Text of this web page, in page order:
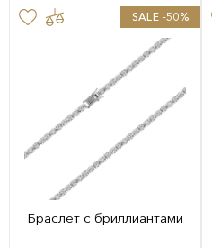
SALE -50%
Браслет с бриллиантами